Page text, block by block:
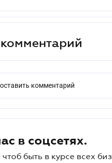
комментарий
в соцсетях.
быть в курсе всех